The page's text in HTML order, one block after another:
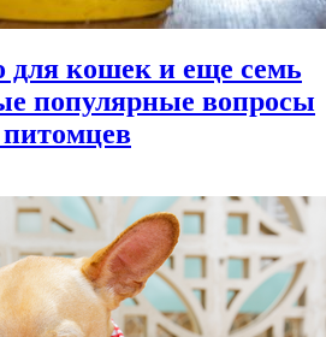
для кошек и еще семь
популярные вопросы